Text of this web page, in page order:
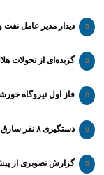
دیدار مدیر عامل نفت
گزیده‌ای از تحولات
فاز اول نیروگاه
دستگیری ۸ نفر سارق در طرح پاکسازی محلات و کشف ۱۷ فقره سرقت
گزارش تصویری از